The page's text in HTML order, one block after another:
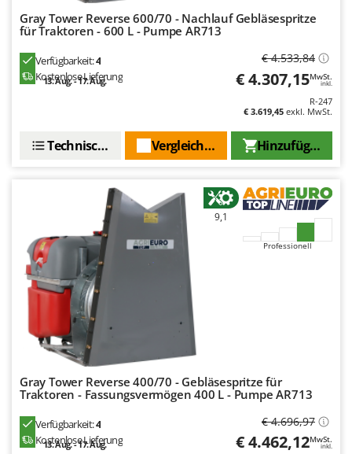
W
Wasserpumpen für Traktoren
Weitere Produkte
Wiesenwalzen für Traktor
Wurstfüller
Zerstäuber
Zinkeneggen
Zubehör für Rasentraktoren
KitchenAid
Komo
L
Laica
LAR Casalinghi
Lotusgrill
M.A.I.BO.
Macom
Macte Ovens
Makita
MAMMAMIA
Marina Systems
Gray Tower Reverse 600/70 - Nachlauf Gebläsespritze
für Traktoren - 600 L - Pumpe AR713
Verfügbarkeit:4
Kostenlose Lieferung
13. Aug. - 17. Aug.
€ 4.533,84
€ 4.307,15MwSt.
inkl.
R-247
€ 3.619,45 exkl. MwSt.
Hinzufügen
Vergleichen Sie
Technische Daten
9,1
Professionell
Gray Tower Reverse 400/70 - Gebläsespritze für
Traktoren - Fassungsvermögen 400 L - Pumpe AR713
Verfügbarkeit:4
Kostenlose Lieferung
13. Aug. - 17. Aug.
€ 4.696,97
€ 4.462,12MwSt.
inkl.